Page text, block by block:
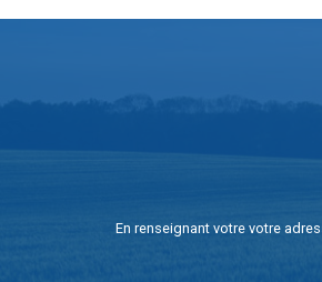
En renseignant votre votre